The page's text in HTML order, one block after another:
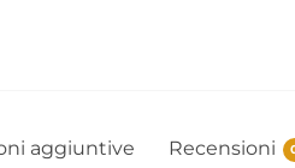
aggiuntive Recensioni